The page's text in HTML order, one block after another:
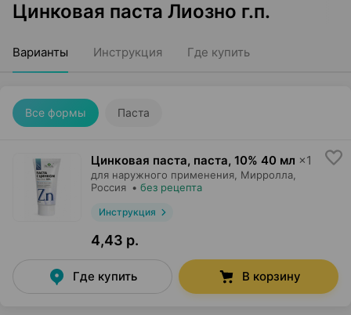
Цинковая паста Лиозно г.п.
Варианты Инструкция Где купить
Все формы Паста
Цинковая паста, паста, 10% 40 мл ×1
для наружного применения, Мирролла
Россия • без рецепта
Инструкция
4,43 р.
Где купить В корзину